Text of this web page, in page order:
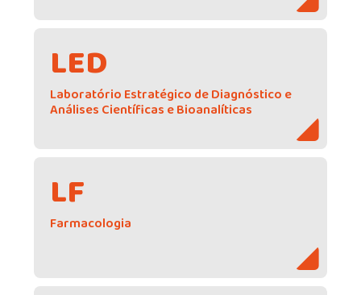
LED
Laboratório Estratégico de Diagnóstico e
Análises Científicas e Bioanalíticas
LF
Farmacologia